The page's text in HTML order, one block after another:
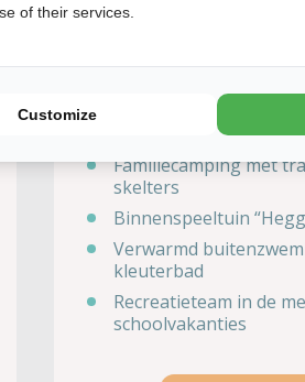
Veluwe als achtertuin
Familiecamping met
skelters
Binnenspeeltuin
Verwarmd
kleuterbad
Recreatieteam in de
schoolvakanties
of their services.
Customize